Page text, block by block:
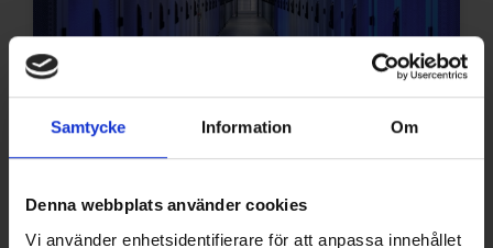
Samtycke Information Om
Denna webbplats använder cookies
Vi använder enhetsidentifierare för att anpassa innehållet
Baltikums största